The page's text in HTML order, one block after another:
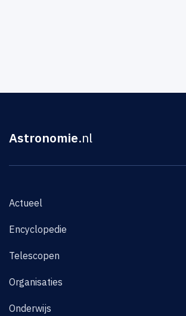
Astronomie.nl
Actueel
Encyclopedie
Telescopen
Organisaties
Onderwijs